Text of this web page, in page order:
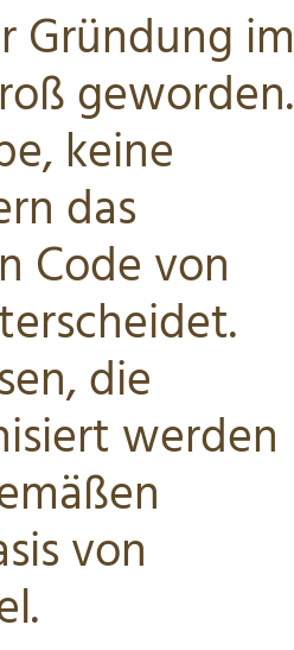
Gründung im
geworden.
keine
das
Code von
die
werden
von